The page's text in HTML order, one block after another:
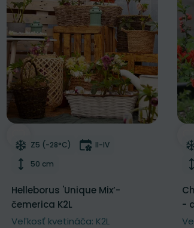
Odober do zoznamu želaní
Mrazuvzdornosť
Z5 (-28°C) Doba kvitnutia
II-IV
Výška rastliny
50 cm
Helleborus 'Unique Mix’-
čemerica K2L
Veľkosť kvetináča: K2L
-